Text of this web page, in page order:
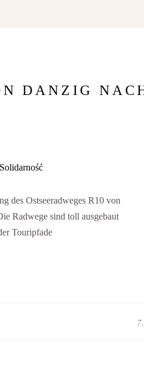
DANZIG
des Ostseeradweges R10 von
Radwege sind toll ausgebaut
Touripfade